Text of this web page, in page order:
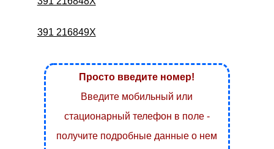
391 216849X
Просто введите номер!
Введите мобильный или
стационарный телефон в поле -
получите подробные данные о нем